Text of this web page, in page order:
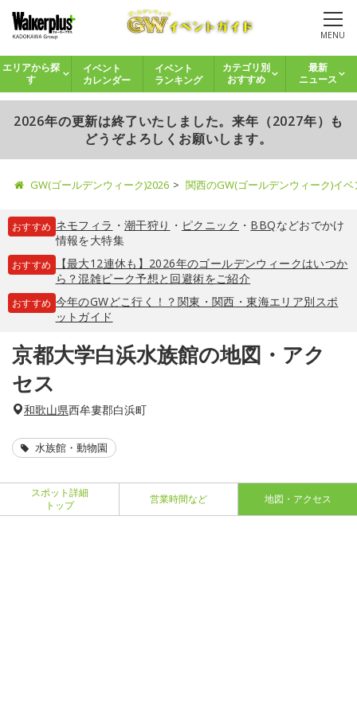
MENU
エリアから探
す
イベント
カレンダー
イベント
ランキング
カテゴリ別
おすすめ
最新
ニュース
2026年の更新は終了いたしました。来年（2027年）も
どうぞよろしくお願いします。
GW(ゴールデンウィーク)2026 関西のGW(ゴールデンウィーク)イ
おすすめ ネモフィラ ・ 潮干狩り ・ ピクニック ・ BBQなどおでかけ
情報を大特集
おすすめ
【最大12連休も】2026年のゴールデンウィークはいつか
ら？混雑ピーク予想と回避術をご紹介
おすすめ 今年のGWどこ行く！？関東・関西・東海エリア別スポ
ットガイド
京都大学白浜水族館の地図・アク
セス
和歌山県西牟婁郡白浜町
水族館・動物園
スポット詳細
トップ
営業時間など 地図・アクセス